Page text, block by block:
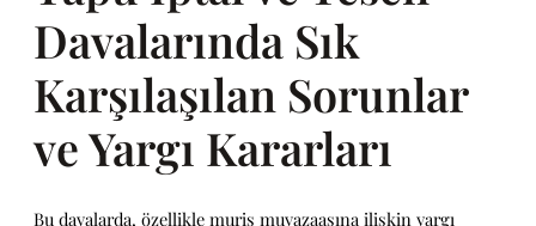
Davalarında Sık
Karşılaşılan Sorunlar
ve Yargı Kararları
Bu davalarda, özellikle muris muvazaasına ilişkin yargı